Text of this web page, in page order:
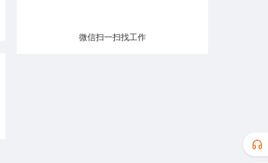
微信扫一扫找工作